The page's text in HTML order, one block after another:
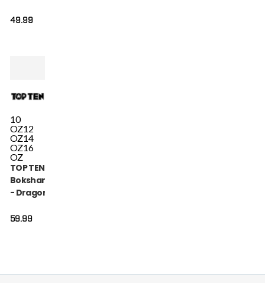
49.99
10
OZ12
OZ14
OZ16
OZ
TOP TEN
Bokshandschoen
- Dragon - Rood /
59.99